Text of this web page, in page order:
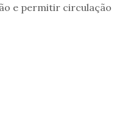
e permitir circulação